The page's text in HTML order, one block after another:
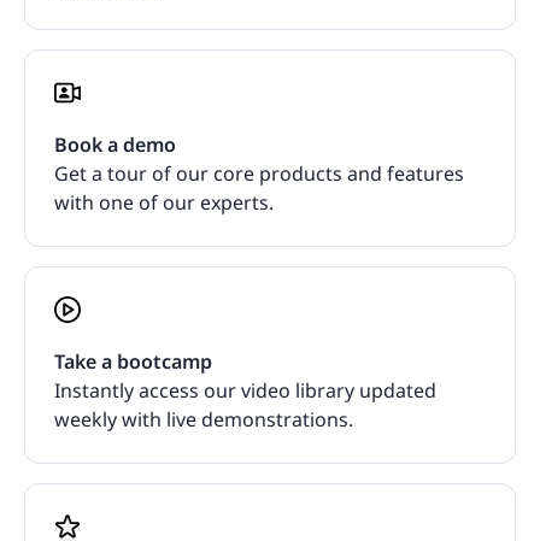
Book a demo
Get a tour of our core products and features
with one of our experts.
Take a bootcamp
Instantly access our video library updated
weekly with live demonstrations.